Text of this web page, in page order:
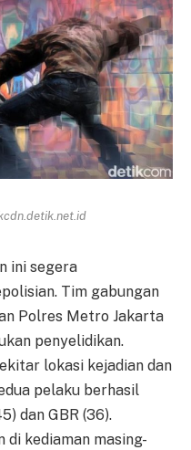
ini segera
Tim gabungan
Polres Metro Jakarta
penyelidikan.
lokasi kejadian dan
pelaku berhasil
dan GBR (36).
di kediaman masing-